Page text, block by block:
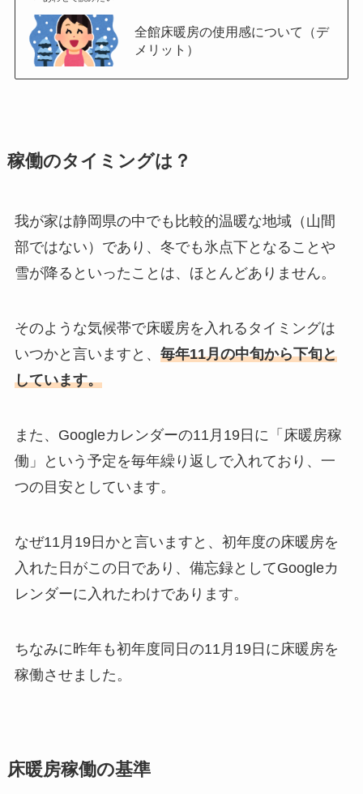
全館床暖房の使用感について（デ
メリット）
稼働のタイミングは？
我が家は静岡県の中でも比較的温暖な地域（山間
部ではない）であり、冬でも氷点下となることや
雪が降るといったことは、ほとんどありません。
そのような気候帯で床暖房を入れるタイミングは
いつかと言いますと、 毎年11月の中旬から下旬と
しています。
また、Googleカレンダーの11月19日に「床暖房稼
働」という予定を毎年繰り返しで入れており、一
つの目安としています。
なぜ11月19日かと言いますと、初年度の床暖房を
入れた日がこの日であり、備忘録としてGoogleカ
レンダーに入れたわけであります。
ちなみに昨年も初年度同日の11月19日に床暖房を
稼働させました。
床暖房稼働の基準